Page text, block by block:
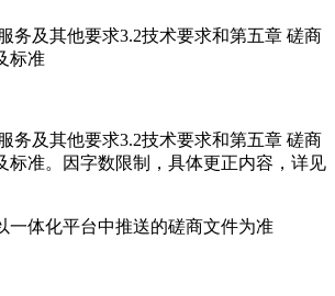
务及其他要求3.2技术要求和第五章 磋商
标准
务及其他要求3.2技术要求和第五章 磋商
标准。因字数限制，具体更正内容，详见
一体化平台中推送的磋商文件为准